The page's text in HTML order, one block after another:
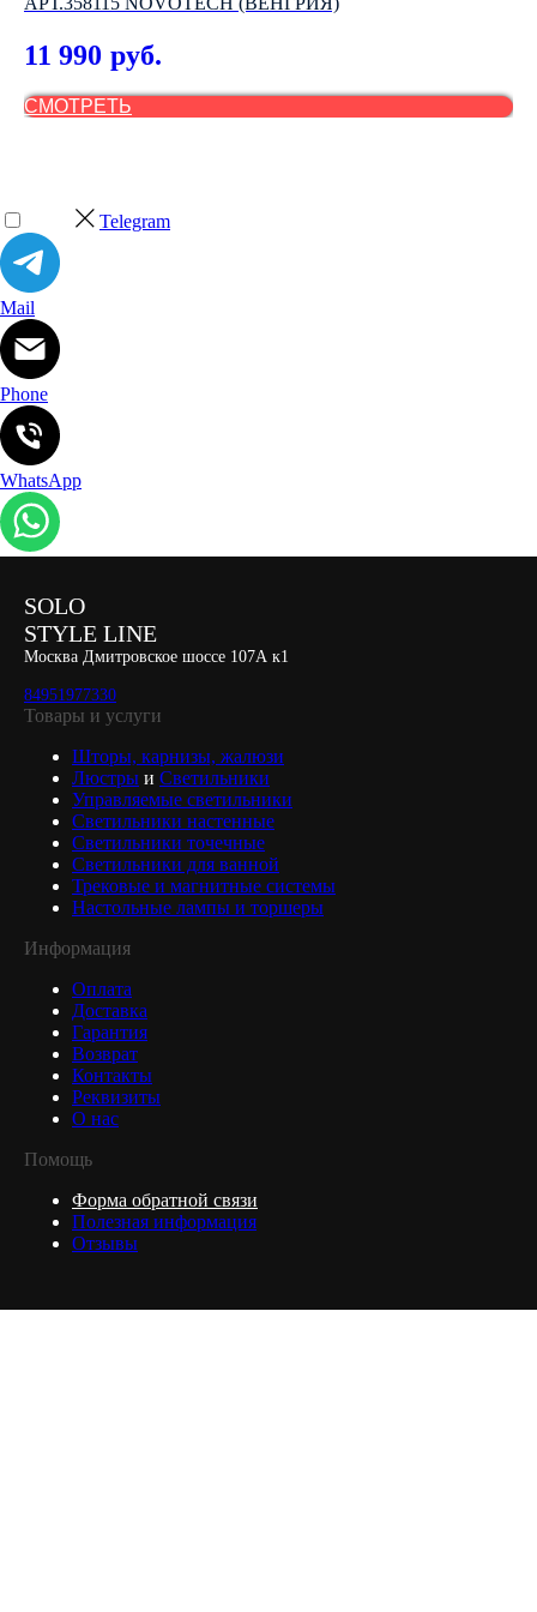
11 990 руб.
СМОТРЕТЬ
Telegram
Mail
Phone
WhatsApp
SOLO
STYLE LINE
Москва Дмитровское шоссе 107А к1
84951977330
Товары и услуги
Шторы, карнизы, жалюзи
Люстры и Светильники
Управляемые светильники
Светильники настенные
Светильники точечные
Светильники для ванной
Трековые и магнитные системы
Настольные лампы и торшеры
Информация
Оплата
Доставка
Гарантия
Возврат
Контакты
Реквизиты
О нас
Помощь
Форма обратной связи
Полезная информация
Отзывы